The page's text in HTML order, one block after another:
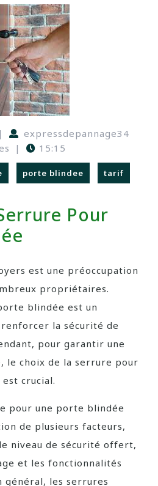
|
expressdepannage34
| 15:15
porte blindee tarif
Pour
est une préoccupation
propriétaires.
blindée est un
la sécurité de
pour garantir une
le choix de la serrure pour
crucial.
pour une porte blindée
de plusieurs facteurs,
niveau de sécurité offert,
et les fonctionnalités
général, les serrures